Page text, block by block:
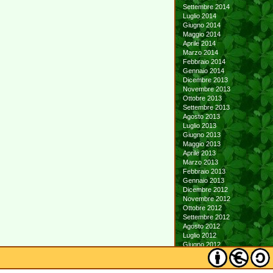
Settembre 2014
Luglio 2014
Giugno 2014
Maggio 2014
Aprile 2014
Marzo 2014
Febbraio 2014
Gennaio 2014
Dicembre 2013
Novembre 2013
Ottobre 2013
Settembre 2013
Agosto 2013
Luglio 2013
Giugno 2013
Maggio 2013
Aprile 2013
Marzo 2013
Febbraio 2013
Gennaio 2013
Dicembre 2012
Novembre 2012
Ottobre 2012
Settembre 2012
Agosto 2012
Luglio 2012
Giugno 2012
Maggio 2012
Aprile 2012